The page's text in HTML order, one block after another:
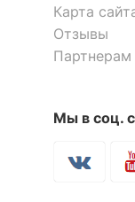
Карта
Отзывы
Партнерам
Мы в соц.